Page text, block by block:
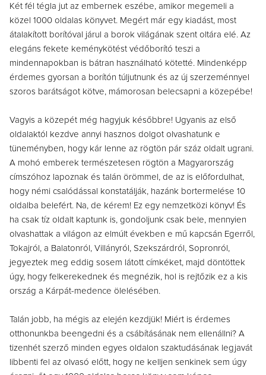
Két fél tégla jut az embernek eszébe, amikor megemeli a
közel 1000 oldalas könyvet. Megért már egy kiadást, most
átalakított borítóval járul a borok világának szent oltára elé. Az
elegáns fekete keménykötést védőborító teszi a
mindennapokban is bátran használható kötetté. Mindenképp
érdemes gyorsan a borítón túljutnunk és az új szerzeménnyel
szoros barátságot kötve, mámorosan belecsapni a közepébe!
Vagyis a közepét még hagyjuk későbbre! Ugyanis az első
oldalaktól kezdve annyi hasznos dolgot olvashatunk e
tüneményben, hogy kár lenne az rögtön pár száz oldalt ugrani.
A mohó emberek természetesen rögtön a Magyarország
címszóhoz lapoznak és talán örömmel, de az is előfordulhat,
hogy némi csalódással konstatálják, hazánk bortermelése 10
oldalba belefért. Na, de kérem! Ez egy nemzetközi könyv! És
ha csak tíz oldalt kaptunk is, gondoljunk csak bele, mennyien
olvashattak a világon az elmúlt években e mű kapcsán Egerről,
Tokajról, a Balatonról, Villányról, Szekszárdról, Sopronról,
jegyeztek meg eddig sosem látott címkéket, majd döntöttek
úgy, hogy felkerekednek és megnézik, hol is rejtőzik ez a kis
ország a Kárpát-medence ölelésében.
Talán jobb, ha mégis az elején kezdjük! Miért is érdemes
otthonunkba beengedni és a csábításának nem ellenállni? A
tizenhét szerző minden egyes oldalon szaktudásának legjavát
libbenti fel az olvasó előtt, hogy ne kelljen senkinek sem úgy